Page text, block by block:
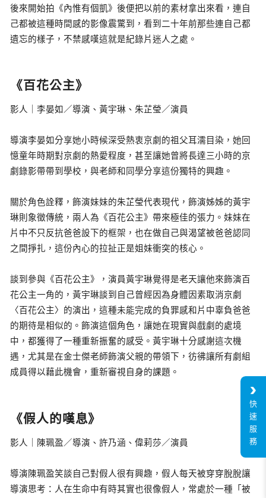
後來開始拍《內惟有個凱》後便把以前的素材拿出來看，連自
己都被這種時間感的影像震驚到，看到二十年前那些連自己都
遺忘的樣子，不禁感嘆這就是紀錄片迷人之處。
《百花公主》
影人｜李晏如／導演、黃宇琳、朱芷瑩／演員
導演李晏如分享她小時候深受熱衷京劇的祖父耳濡目染，她回
憶童年時期對京劇的熱愛程度，甚至讓她曾將長達三小時的京
劇錄影帶帶到學校，與老師和同學分享這份獨特的興趣。
關於角色詮釋，飾演妹妹的朱芷瑩代表現代，飾演姊姊的黃宇
琳則象徵傳統，兩人為《百花公主》帶來極佳的張力。妹妹在
片中不只反抗爸爸設下的框架，也在做自己與渴望被爸爸認同
之間掙扎，這份內心的拉扯正是姐妹衝突的核心。
談到參與《百花公主》，演員黃宇琳覺得是老天讓他來飾演百
花公主一角的，黃宇琳談到自己曾經因為身體因素取消京劇
〈百花公主〉的演出，這種未能完成的負罪感和片中辜負爸爸
的期待是相似的。飾演這個角色，讓她在現實與戲劇的處境
中，都獲得了一種重新振奮的感受。黃宇琳十分感謝這次機
遇，尤其是在金士傑老師飾演父親的帶領下，彷彿讓所有劇組
成員得以藉此機會，重新審視自身的課題。
《假人的嘆息》
影人｜陳珮盈／導演、許乃涵、偉莉莎／演員
導演陳珮盈笑談自己對假人很有興趣，假人每天被穿穿脫脫讓
導演思考：人在生命中有時其實也很像假人，常處於一種「被
快
速
服
務